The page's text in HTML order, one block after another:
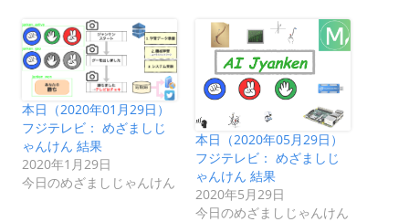
本日（2020年01月29日）
フジテレビ： めざましじ
ゃんけん 結果
2020年1月29日
今日のめざましじゃんけん
本日（2020年05月29日）
フジテレビ： めざましじ
ゃんけん 結果
2020年5月29日
今日のめざましじゃんけん